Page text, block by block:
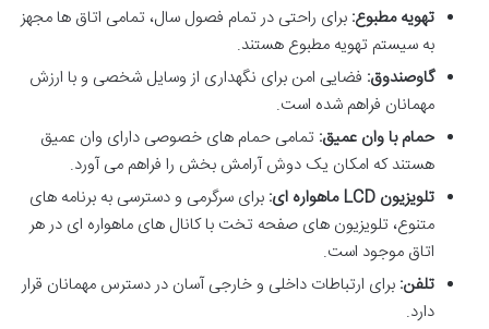
تهویه مطبوع: برای راحتی در تمام فصول سال، تمامی اتاق ها مجهز
به سیستم تهویه مطبوع هستند.
گاوصندوق: فضایی امن برای نگهداری از وسایل شخصی و با ارزش
مهمانان فراهم شده است.
حمام با وان عمیق: تمامی حمام های خصوصی دارای وان عمیق
هستند که امکان یک دوش آرامش بخش را فراهم می آورد.
تلویزیون LCD ماهواره ای:
برای سرگرمی و دسترسی به برنامه های
متنوع، تلویزیون های صفحه تخت با کانال های ماهواره ای در هر
اتاق موجود است.
تلفن: برای ارتباطات داخلی و خارجی آسان در دسترس مهمانان قرار
دارد.